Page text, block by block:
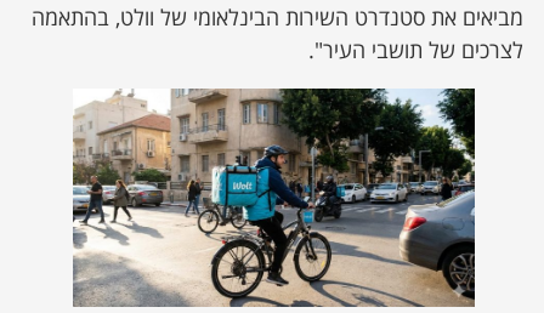
מביאים את סטנדרט השירות הבינלאומי של וולט, בהתאמה
לצרכים של תושבי העיר".